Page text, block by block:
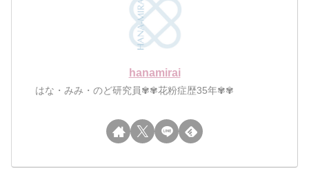
hanamirai
はな・みみ・のど研究員✾✾花粉症歴35年✾✾